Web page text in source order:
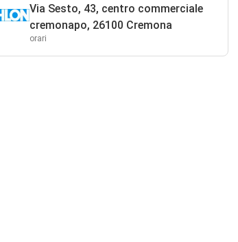
Via Sesto, 43, centro commerciale
cremonapo, 26100 Cremona
orari